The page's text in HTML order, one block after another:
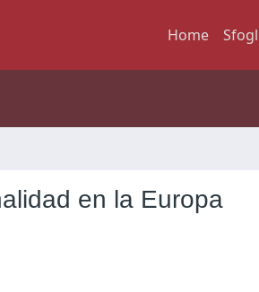
Home
en la Europa